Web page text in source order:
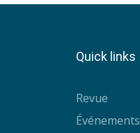
Quick links
Revue
Événements